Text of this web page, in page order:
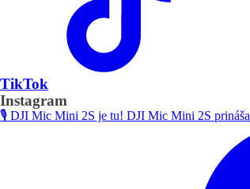
TikTok
Instagram
🎙️ DJI Mic Mini 2S je tu! DJI Mic Mini 2S prináša